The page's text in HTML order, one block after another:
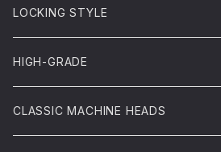
LOCKING STYLE
HIGH-GRADE
CLASSIC MACHINE HEADS